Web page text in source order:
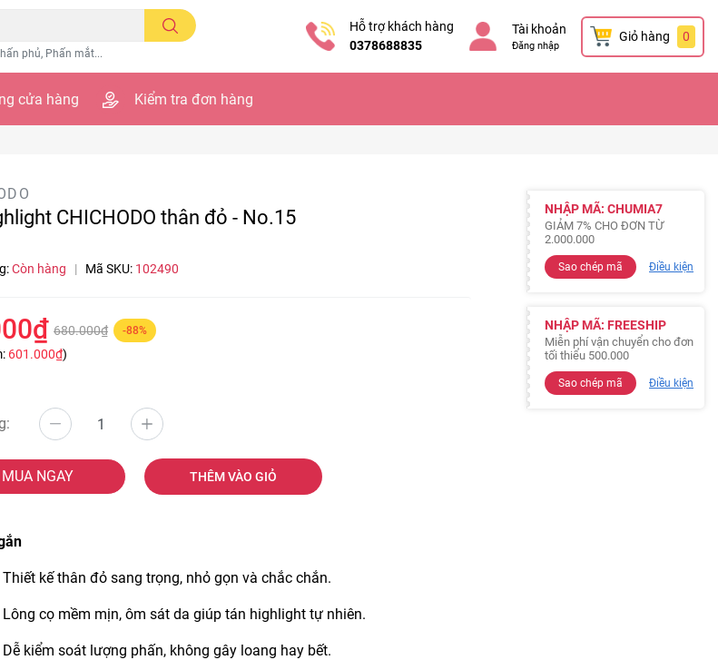
phủ, Phấn mắt...
Hỗ trợ khách hàng
0378688835
Tài khoản
Đăng nhập
Giỏ hàng 0
cửa hàng Kiểm tra đơn hàng
CHICHODO thân đỏ - No.15
Còn hàng | Mã SKU: 102490
680.000₫ -88%
601.000₫)
MUA NGAY THÊM VÀO GIỎ
Thiết kế thân đỏ sang trọng, nhỏ gọn và chắc chắn.
Lông cọ mềm mịn, ôm sát da giúp tán highlight tự nhiên.
Dễ kiểm soát lượng phấn, không gây loang hay bết.
NHẬP MÃ: CHUMIA7
GIẢM 7% CHO ĐƠN TỪ
2.000.000
Sao chép mã Điều kiện
NHẬP MÃ: FREESHIP
Miễn phí vận chuyển cho đơn
tối thiểu 500.000
Sao chép mã Điều kiện